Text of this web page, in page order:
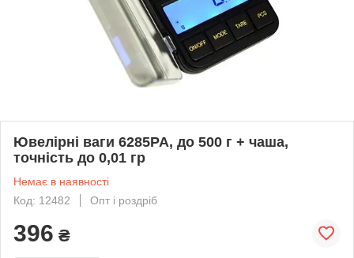
Ювелірні ваги 6285PA, до 500 г + чаша,
точність до 0,01 гр
Немає в наявності
Код: 12482
Опт і роздріб
396 ₴